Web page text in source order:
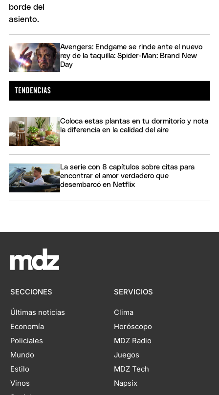
Avengers: Endgame se rinde ante el nuevo
rey de la taquilla: Spider-Man: Brand New
Day
Coloca estas plantas en tu dormitorio y nota
la diferencia en la calidad del aire
La serie con 8 capítulos sobre citas para
encontrar el amor verdadero que
desembarcó en Netflix
SECCIONES
Últimas noticias
Economía
Policiales
Mundo
Estilo
Vinos
SERVICIOS
Clima
Horóscopo
MDZ Radio
Juegos
MDZ Tech
Napsix